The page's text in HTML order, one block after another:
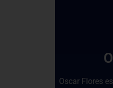
Oscar Flores